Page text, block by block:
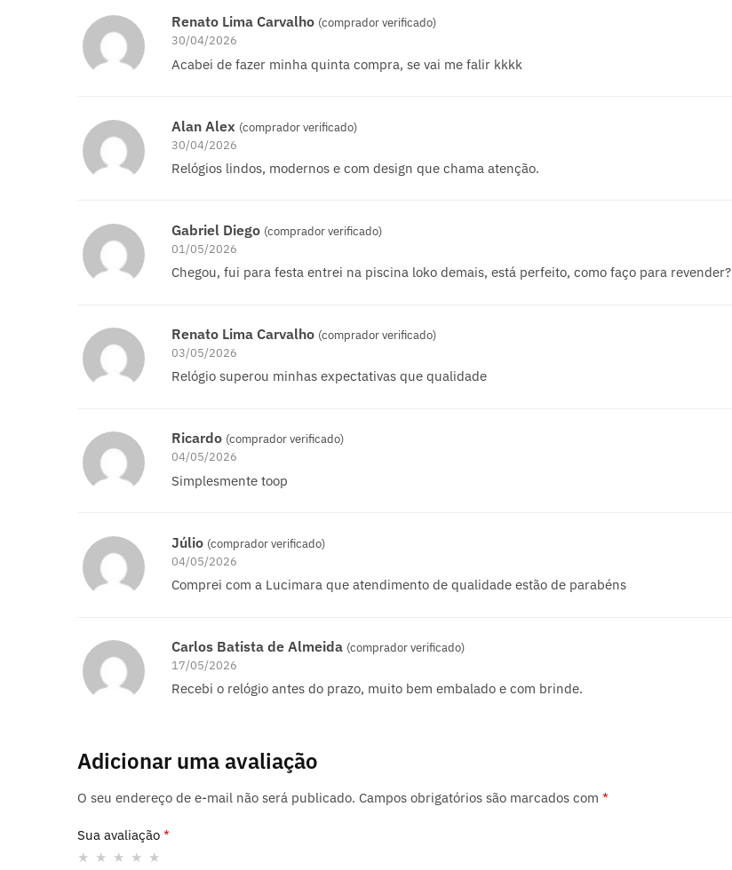
Renato Lima Carvalho (comprador verificado)
30/04/2026
Acabei de fazer minha quinta compra, se vai me falir kkkk
Alan Alex (comprador verificado)
30/04/2026
Relógios lindos, modernos e com design que chama atenção.
Gabriel Diego (comprador verificado)
01/05/2026
Chegou, fui para festa entrei na piscina loko demais, está perfeito, como faço para revender?
Renato Lima Carvalho (comprador verificado)
03/05/2026
Relógio superou minhas expectativas que qualidade
Ricardo (comprador verificado)
04/05/2026
Simplesmente toop
Júlio (comprador verificado)
04/05/2026
Comprei com a Lucimara que atendimento de qualidade estão de parabéns
Carlos Batista de Almeida (comprador verificado)
17/05/2026
Recebi o relógio antes do prazo, muito bem embalado e com brinde.
Adicionar uma avaliação
O seu endereço de e-mail não será publicado. Campos obrigatórios são marcados com*
Sua avaliação*